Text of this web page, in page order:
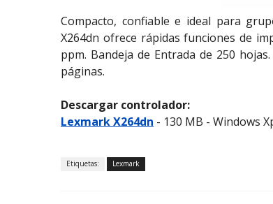
Compacto, confiable e ideal para
X264dn ofrece rápidas funciones de
ppm. Bandeja de Entrada de 250
páginas.
Descargar controlador:
Lexmark X264dn - 130 MB - Windows
Etiquetas: Lexmark